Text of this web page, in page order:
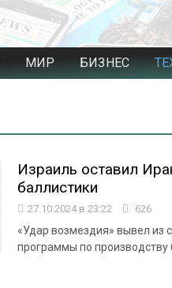
МИР БИЗНЕС
Израиль оставил
баллистики
27.10.2024 в 23:22 626
«Удар возмездия» вывел из
программы по производству